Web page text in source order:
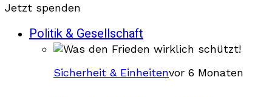
Jetzt spenden
Politik & Gesellschaft
Sicherheit & Einheitenvor 6 Monaten